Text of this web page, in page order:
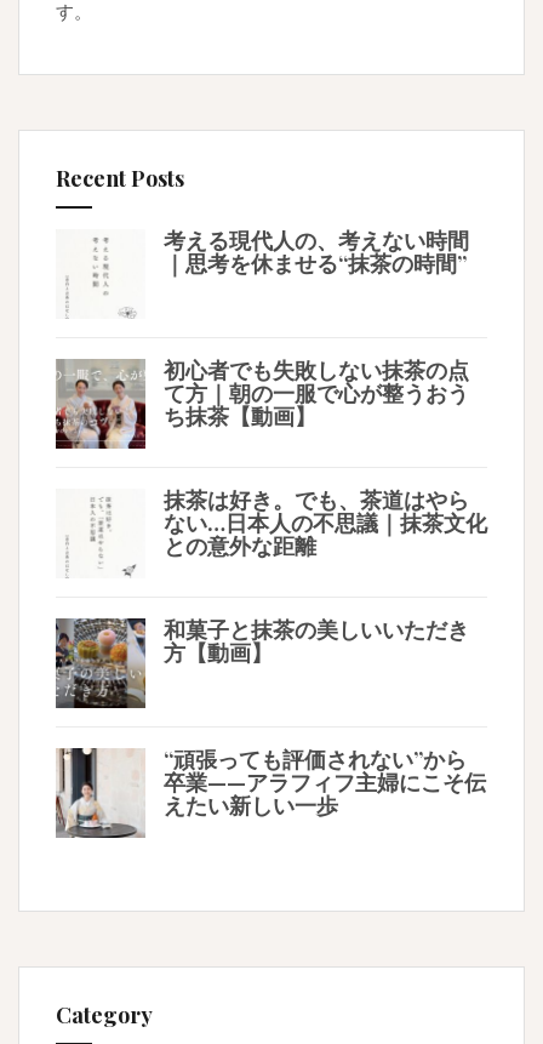
す。
Recent Posts
考える現代人の、考えない時間
｜思考を休ませる“抹茶の時間”
初心者でも失敗しない抹茶の点
て方｜朝の一服で心が整うおう
ち抹茶【動画】
抹茶は好き。でも、茶道はやら
ない…日本人の不思議｜抹茶文化
との意外な距離
和菓子と抹茶の美しいいただき
方【動画】
“頑張っても評価されない”から
卒業——アラフィフ主婦にこそ伝
えたい新しい一歩
Category